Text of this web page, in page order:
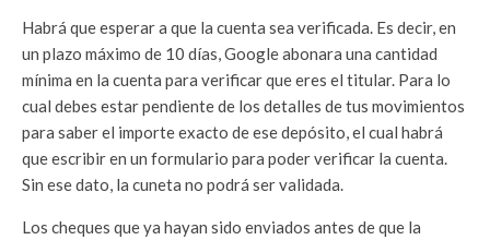
Habrá que esperar a que la cuenta sea verificada. Es decir, en
un plazo máximo de 10 días, Google abonara una cantidad
mínima en la cuenta para verificar que eres el titular. Para lo
cual debes estar pendiente de los detalles de tus movimientos
para saber el importe exacto de ese depósito, el cual habrá
que escribir en un formulario para poder verificar la cuenta.
Sin ese dato, la cuneta no podrá ser validada.
Los cheques que ya hayan sido enviados antes de que la